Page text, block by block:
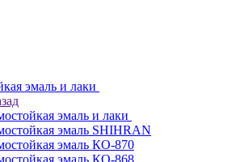
эмаль и лаки
эмаль и лаки
эмаль SHIHRAN
эмаль КО-870
эмаль КО-868